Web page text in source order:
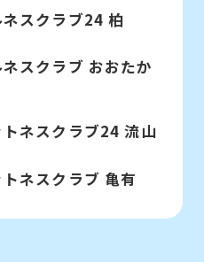
スクラブ24 柏
スクラブ おおたか
ネスクラブ24 流山
ネスクラブ 亀有